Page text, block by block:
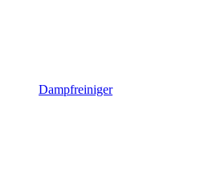
Dampfreiniger